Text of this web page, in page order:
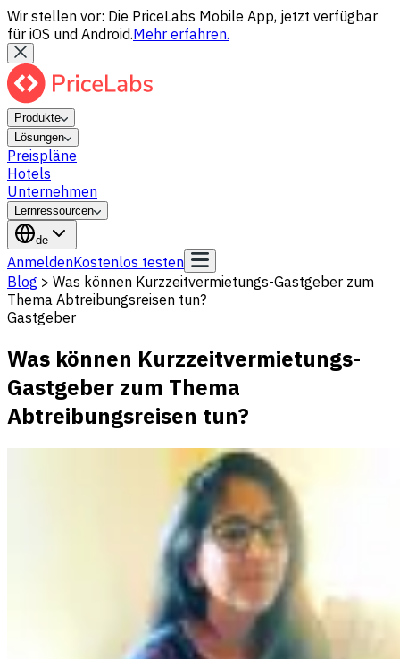
Wir stellen vor: Die PriceLabs Mobile App, jetzt verfügbar
für iOS und Android.Mehr erfahren.
Produkte
Lösungen
Preispläne
Hotels
Unternehmen
Lernressourcen
de
AnmeldenKostenlos testen
Blog > Was können Kurzzeitvermietungs-Gastgeber zum
Thema Abtreibungsreisen tun?
Gastgeber
Was können Kurzzeitvermietungs-
Gastgeber zum Thema
Abtreibungsreisen tun?